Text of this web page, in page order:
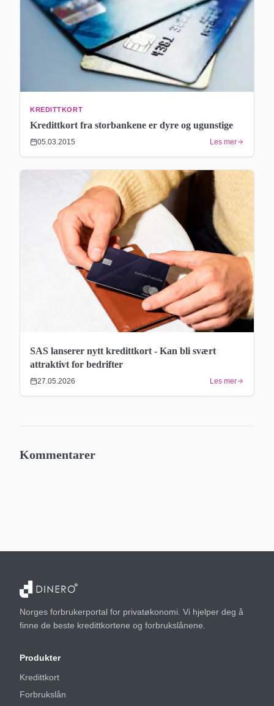
KREDITTKORT
Kredittkort fra storbankene er dyre og ugunstige
05.03.2015 Les mer
SAS lanserer nytt kredittkort - Kan bli svært
attraktivt for bedrifter
27.05.2026 Les mer
Kommentarer
Norges forbrukerportal for privatøkonomi. Vi hjelper deg å
finne de beste kredittkortene og forbrukslånene.
Produkter
Kredittkort
Forbrukslån